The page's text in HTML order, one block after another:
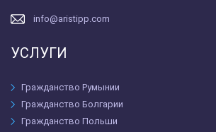
info@aristipp.com
УСЛУГИ
Гражданство Румынии
Гражданство Болгарии
Гражданство Польши